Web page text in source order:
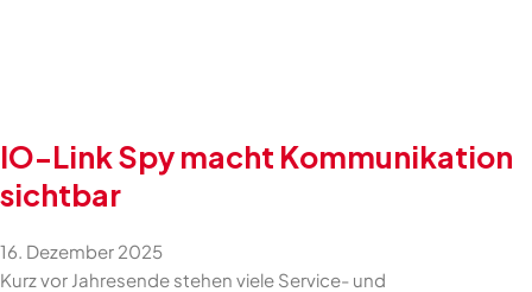
IO-Link Spy macht Kommunikation
sichtbar
16. Dezember 2025
Kurz vor Jahresende stehen viele Service- und